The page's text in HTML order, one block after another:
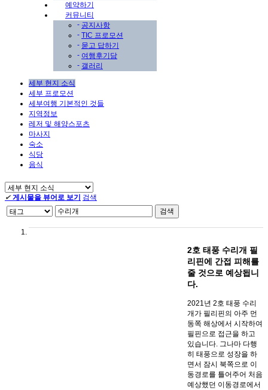
예약하기
커뮤니티
- 공지사항
- TIC 프로모션
- 묻고 답하기
- 여행후기담
- 갤러리
세부 현지 소식
세부 프로모션
세부여행 기본적인 것들
지역정보
레저 및 해양스포츠
마사지
숙소
식당
음식
✔ 게시물을 뷰어로 보기
검색
검색
2호 태풍 수리개 필
리핀에 간접 피해를
줄 것으로 예상됩니
다.
2021년 2호 태풍 수리
개가 필리핀의 아주 먼
동쪽 해상에서 시작하여
필핀으로 접근을 하고
있습니다. 그나마 다행
히 태풍으로 성장을 하
면서 잠시 북쪽으로 이
동경로를 틀어주어 처음
예상했던 이동경로에서